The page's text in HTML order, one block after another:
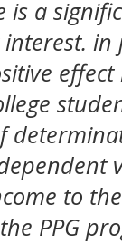
is a
to
PPG